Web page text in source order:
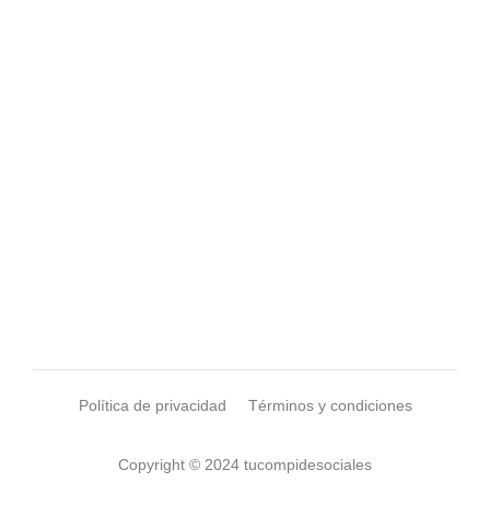
Copyright © 2024 tucompidesociales
Política de privacidad Términos y condiciones